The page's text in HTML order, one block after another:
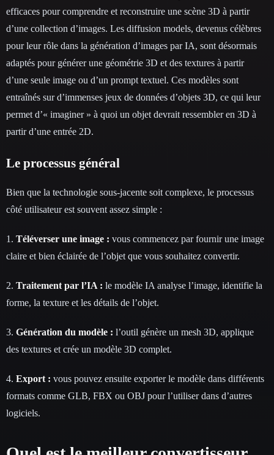
efficaces pour comprendre et reconstruire une scène 3D à partir
d’une collection d’images. Les diffusion models, devenus célèbres
pour leur rôle dans la génération d’images par IA, sont désormais
adaptés pour générer une géométrie 3D et des textures à partir
d’une seule image ou d’un prompt textuel. Ces modèles sont
entraînés sur d’immenses jeux de données d’objets 3D, ce qui leur
permet d’« imaginer » à quoi un objet devrait ressembler en 3D à
partir d’une entrée 2D.
Le processus général
Bien que la technologie sous-jacente soit complexe, le processus
côté utilisateur est souvent assez simple :
1. Téléverser une image : vous commencez par fournir une image
claire et bien éclairée de l’objet que vous souhaitez convertir.
2. Traitement par l’IA : le modèle IA analyse l’image, identifie la
forme, la texture et les détails de l’objet.
3. Génération du modèle : l’outil génère un mesh 3D, applique
des textures et crée un modèle 3D complet.
4. Export : vous pouvez ensuite exporter le modèle dans différents
formats comme GLB, FBX ou OBJ pour l’utiliser dans d’autres
logiciels.